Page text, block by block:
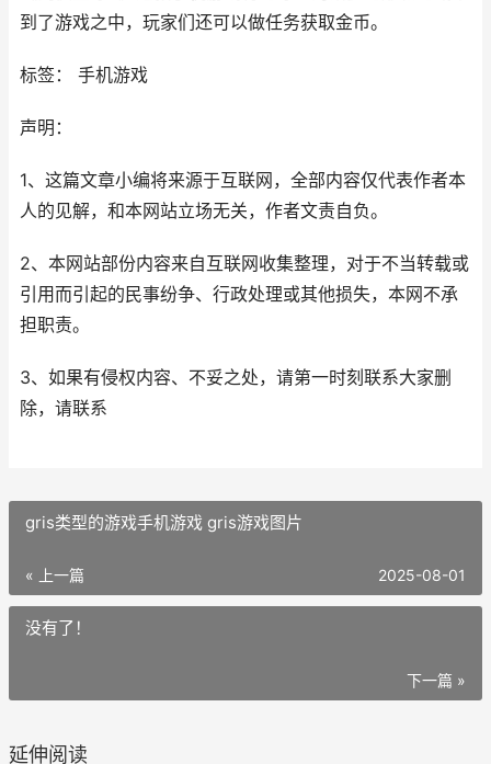
到了游戏之中，玩家们还可以做任务获取金币。
标签： 手机游戏
声明：
1、这篇文章小编将来源于互联网，全部内容仅代表作者本
人的见解，和本网站立场无关，作者文责自负。
2、本网站部份内容来自互联网收集整理，对于不当转载或
引用而引起的民事纷争、行政处理或其他损失，本网不承
担职责。
3、如果有侵权内容、不妥之处，请第一时刻联系大家删
除，请联系
gris类型的游戏手机游戏 gris游戏图片
« 上一篇 2025-08-01
没有了！
下一篇 »
延伸阅读